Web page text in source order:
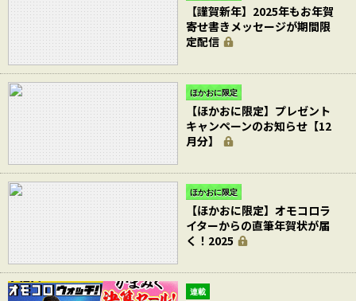
【謹賀新年】2025年もお年賀
寄せ書きメッセージが期間限
定配信
ほかおに限定
【ほかおに限定】プレゼント
キャンペーンのお知らせ【12
月分】
ほかおに限定
【ほかおに限定】オモコロラ
イターからの直筆年賀状が届
く！2025
連載